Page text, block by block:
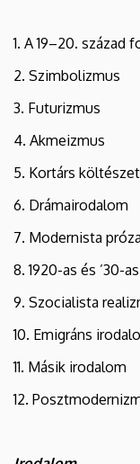
1. A 19–20. század
2. Szimbolizmus
3. Futurizmus
4. Akmeizmus
5. Kortárs költészet
6. Drámairodalom
7. Modernista próza
8. 1920-as és ’30-
9. Szocialista
10. Emigráns
11. Másik irodalom
12.